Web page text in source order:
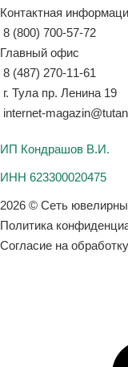
Контактная
8 (800) 700-57-72
Главный офис
8 (487) 270-11-61
г. Тула пр. Ленина 19
internet-
ИП Кондрашов В.И.
ИНН 623300020475
2026 © Сеть
Политика
Согласие на